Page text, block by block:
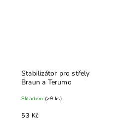
Stabilizátor pro střely
Braun a Terumo
Skladem (>9 ks)
53 Kč